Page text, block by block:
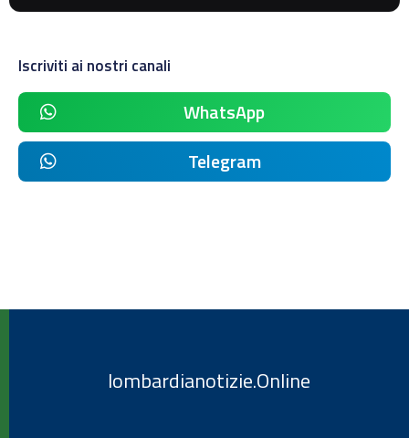
Iscriviti ai nostri canali
WhatsApp
Telegram
lombardianotizie.Online